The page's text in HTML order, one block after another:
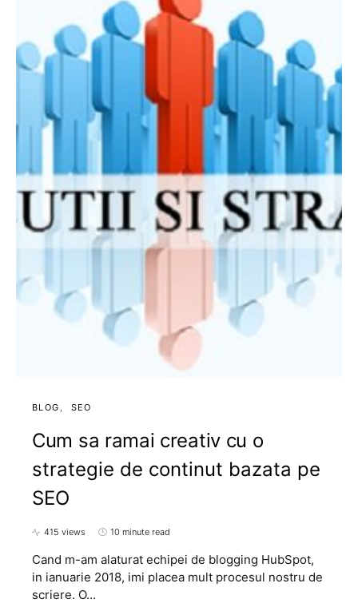
BLOG SEO
Cum sa ramai creativ cu o
strategie de continut bazata pe
SEO
415 views 10 minute read
Cand m-am alaturat echipei de blogging HubSpot,
in ianuarie 2018, imi placea mult procesul nostru de
scriere. O…